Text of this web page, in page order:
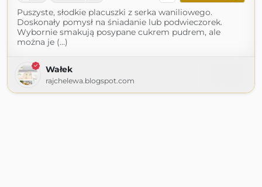
Puszyste, słodkie placuszki z serka waniliowego.
Doskonały pomysł na śniadanie lub podwieczorek.
Wybornie smakują posypane cukrem pudrem, ale
można je (...)
Wałek
rajchelewa.blogspot.com